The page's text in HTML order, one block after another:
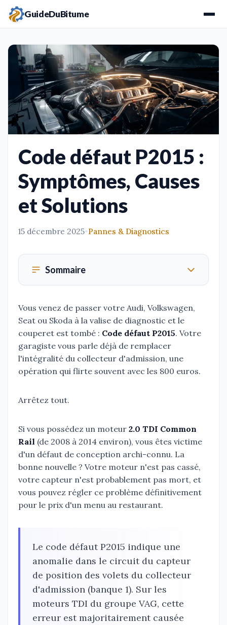
GuideDuBitume
Code défaut P2015 :
Symptômes, Causes
et Solutions
15 décembre 2025•Pannes & Diagnostics
Sommaire
Vous venez de passer votre Audi, Volkswagen,
Seat ou Skoda à la valise de diagnostic et le
couperet est tombé : Code défaut P2015. Votre
garagiste vous parle déjà de remplacer
l'intégralité du collecteur d'admission, une
opération qui flirte souvent avec les 800 euros.
Arrêtez tout.
Si vous possédez un moteur 2.0 TDI Common
Rail (de 2008 à 2014 environ), vous êtes victime
d'un défaut de conception archi-connu. La
bonne nouvelle ? Votre moteur n'est pas cassé,
votre capteur n'est probablement pas mort, et
vous pouvez régler ce problème définitivement
pour le prix d'un menu au restaurant.
Le code défaut P2015 indique une
anomalie dans le circuit du capteur
de position des volets du collecteur
d'admission (banque 1). Sur les
moteurs TDI du groupe VAG, cette
erreur est majoritairement causée